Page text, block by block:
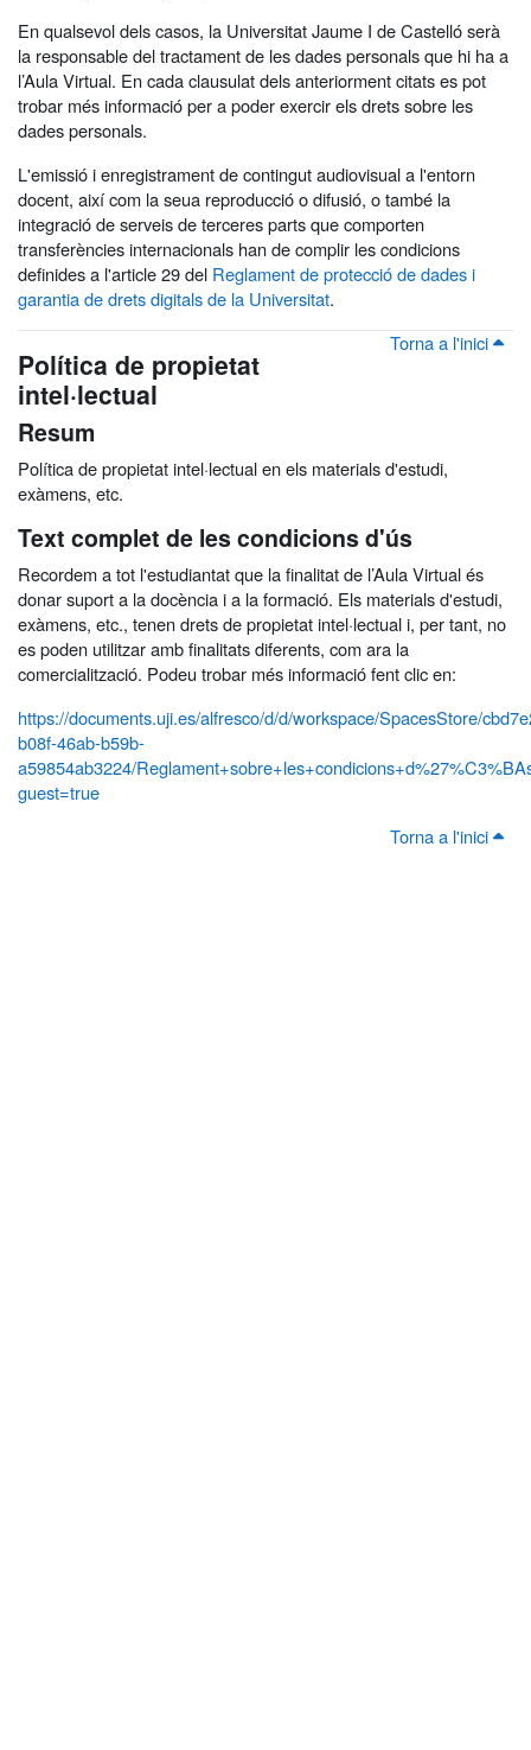
En qualsevol dels casos, la Universitat Jaume I de Castelló serà
la responsable del tractament de les dades personals que hi ha a
l’Aula Virtual. En cada clausulat dels anteriorment citats es pot
trobar més informació per a poder exercir els drets sobre les
dades personals.
L'emissió i enregistrament de contingut audiovisual a l'entorn
docent, així com la seua reproducció o difusió, o també la
integració de serveis de terceres parts que comporten
transferències internacionals han de complir les condicions
definides a l'article 29 del Reglament de protecció de dades i
garantia de drets digitals de la Universitat.
Torna a l'inici
Política de propietat
intel·lectual
Resum
Política de propietat intel·lectual en els materials d'estudi,
exàmens, etc.
Text complet de les condicions d'ús
Recordem a tot l'estudiantat que la finalitat de l’Aula Virtual és
donar suport a la docència i a la formació. Els materials d'estudi,
exàmens, etc., tenen drets de propietat intel·lectual i, per tant, no
es poden utilitzar amb finalitats diferents, com ara la
comercialització. Podeu trobar més informació fent clic en:
https://documents.uji.es/alfresco/d/d/workspace/SpacesStore/
b08f-46ab-b59b-
a59854ab3224/
guest=true
Torna a l'inici